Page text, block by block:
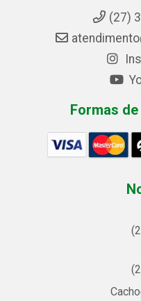
(27)
Formas